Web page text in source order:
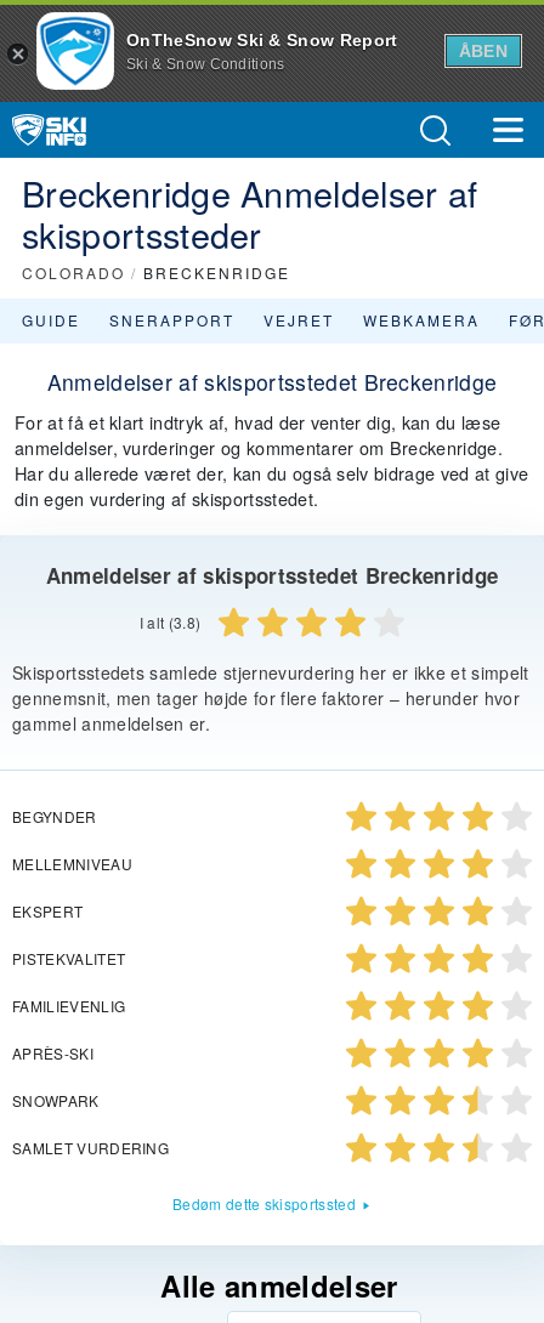
OnTheSnow Ski & Snow Report
Ski & Snow Conditions
ÅBEN
Breckenridge Anmeldelser af
skisportssteder
COLORADO / BRECKENRIDGE
GUIDE SNERAPPORT VEJRET WEBKAMERA
Anmeldelser af skisportsstedet Breckenridge
For at få et klart indtryk af, hvad der venter dig, kan du læse
anmeldelser, vurderinger og kommentarer om Breckenridge.
Har du allerede været der, kan du også selv bidrage ved at give
din egen vurdering af skisportsstedet.
Anmeldelser af skisportsstedet Breckenridge
I alt (3.8)
Skisportsstedets samlede stjernevurdering her er ikke et simpelt
gennemsnit, men tager højde for flere faktorer – herunder hvor
gammel anmeldelsen er.
BEGYNDER
MELLEMNIVEAU
EKSPERT
PISTEKVALITET
FAMILIEVENLIG
APRÈS-SKI
SNOWPARK
SAMLET VURDERING
Bedøm dette skisportssted
Alle anmeldelser